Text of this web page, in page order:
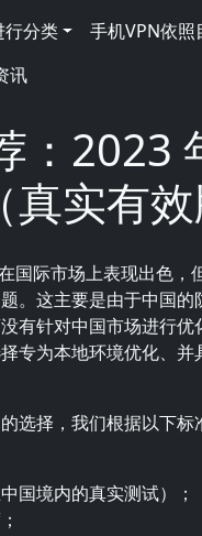
行分类 手机VPN依
讯
：2023
实有效
国际市场上表现出色，
。这主要是由于中国
有针对中国市场进行
专为本地环境优化、
选择，我们根据以下标
国境内的真实测试）；